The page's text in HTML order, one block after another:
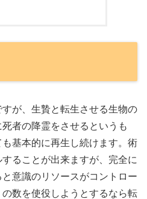
が、生贄と転生させる生物の
者の降霊をさせるというも
基本的に再生し続けます。術
ることが出来ますが、完全に
意識のリソースがコントロー
数を使役しようとするなら転